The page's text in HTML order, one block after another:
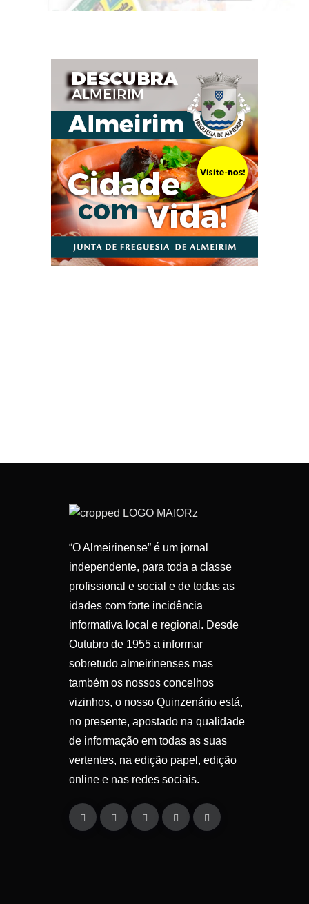
“O Almeirinense” é um jornal
independente, para toda a classe
profissional e social e de todas as
idades com forte incidência
informativa local e regional. Desde
Outubro de 1955 a informar
sobretudo almeirinenses mas
também os nossos concelhos
vizinhos, o nosso Quinzenário está,
no presente, apostado na qualidade
de informação em todas as suas
vertentes, na edição papel, edição
online e nas redes sociais.